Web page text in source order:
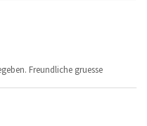
Freundliche gruesse